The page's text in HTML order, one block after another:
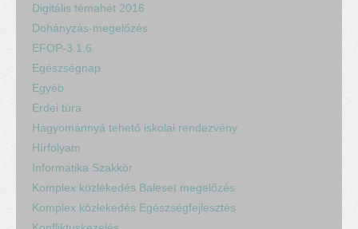
Digitális témahét 2016
Dohányzás-megelőzés
EFOP-3.1.6
Egészségnap
Egyéb
Erdei túra
Hagyománnyá tehető iskolai rendezvény
Hírfolyam
Informatika Szakkör
Komplex közlekedés Baleset megelőzés
Komplex közlekedés Egészségfejlesztés